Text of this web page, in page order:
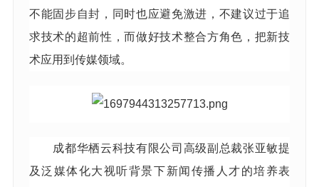
不能固步自封，同时也应避免激进，不建议过于追
求技术的超前性，而做好技术整合方角色，把新技
术应用到传媒领域。
成都华栖云科技有限公司高级副总裁张亚敏提
及泛媒体化大视听背景下新闻传播人才的培养表